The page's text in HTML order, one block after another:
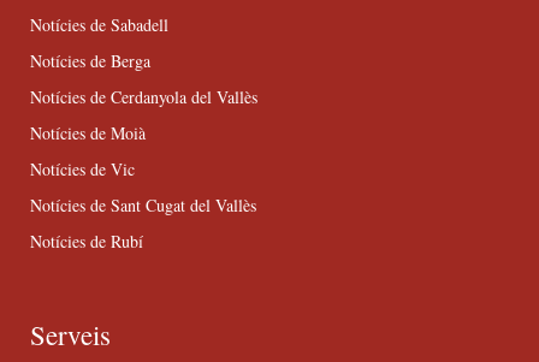
Notícies de Sabadell
Notícies de Berga
Notícies de Cerdanyola del Vallès
Notícies de Moià
Notícies de Vic
Notícies de Sant Cugat del Vallès
Notícies de Rubí
Serveis